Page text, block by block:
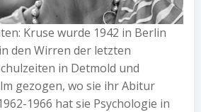
Kruse wurde 1942 in Berlin
den Wirren der letzten
in Detmold und
gezogen, wo sie ihr Abitur
1966 hat sie Psychologie in